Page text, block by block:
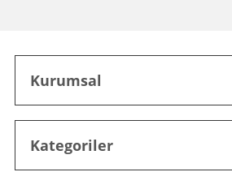
Kurumsal
Kategoriler